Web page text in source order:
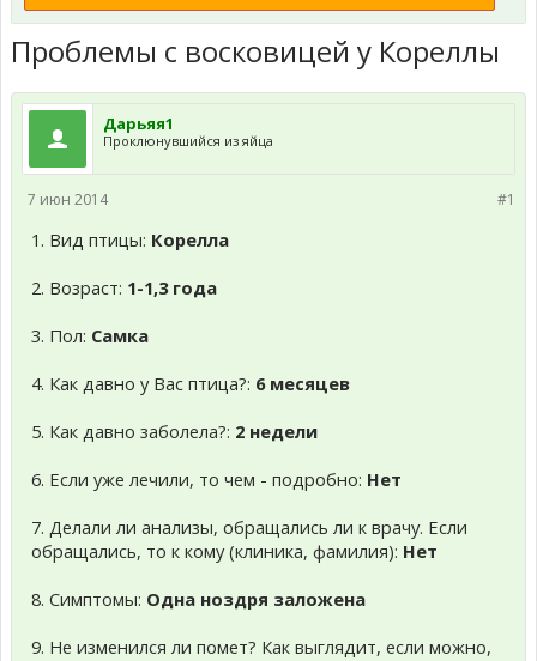
Проблемы с восковицей у Кореллы
Дарьяя1
Проклюнувшийся из яйца
#1
7 июн 2014
1. Вид птицы: Корелла
2. Возраст: 1-1,3 года
3. Пол: Самка
4. Как давно у Вас птица?: 6 месяцев
5. Как давно заболела?: 2 недели
6. Если уже лечили, то чем - подробно: Нет
7. Делали ли анализы, обращались ли к врачу. Если
обращались, то к кому (клиника, фамилия): Нет
8. Симптомы: Одна ноздря заложена
9. Не изменился ли помет? Как выглядит, если можно,